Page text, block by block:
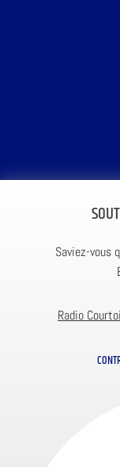
Saviez-vous
Radio